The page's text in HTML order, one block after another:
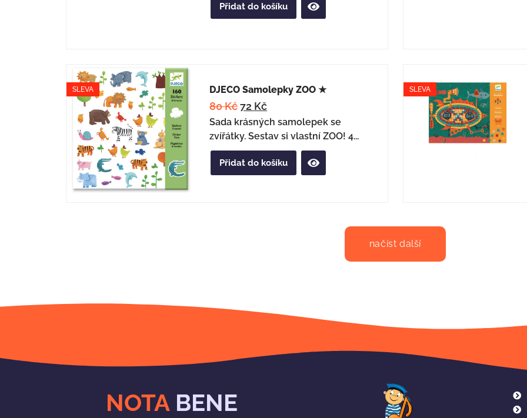
Přidat do košíku
SLEVA DJECO Samolepky ZOO ★
80Kč72 Kč
Sada krásných samolepek se
zvířátky. Sestav si vlastní ZOO! 4...
Přidat do košíku
SLEVA
načíst další
NOTA BENE